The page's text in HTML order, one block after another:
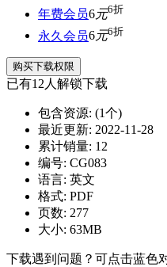
年费会员6元6折
永久会员6元6折
购买下载权限
已有12人解锁下载
包含资源: (1个)
最近更新: 2022-11-28
累计销量: 12
编号: CG083
语言: 英文
格式: PDF
页数: 277
大小: 63MB
下载遇到问题？可点击蓝色